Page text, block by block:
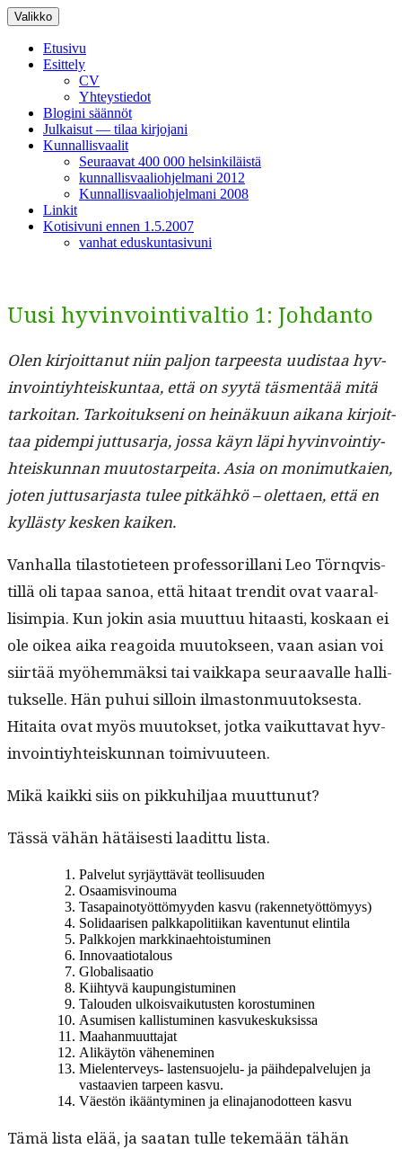
Siirry
sisältöön
Valikko
Etusivu
Esittely
CV
Yhteystiedot
Blogini säännöt
Julkaisut — tilaa kirjojani
Kunnallisvaalit
Seuraavat 400 000 helsinkiläistä
kunnallisvaaliohjelmani 2012
Kunnallisvaaliohjelmani 2008
Linkit
Kotisivuni ennen 1.5.2007
vanhat eduskuntasivuni
Uusi hyvinvointivaltio 1: Johdanto
Olen kir­joit­tanut niin paljon tarpeesta uud­is­taa hyv­
in­voin­tiy­hteiskun­taa, että on syytä täs­men­tää mitä
tarkoi­tan. Tarkoituk­seni on heinäku­un aikana kir­joit­
taa pidem­pi jut­tusar­ja, jos­sa käyn läpi hyv­in­voin­tiy­
hteiskun­nan muu­tostarpei­ta. Asia on mon­imutkaien,
joten jut­tusar­jas­ta tulee pitkähkö – olet­taen, että en
kyl­lästy kesken kaiken.
Van­hal­la tilas­toti­eteen pro­fes­so­ril­lani Leo Törn­qvis­
til­lä oli tapaa sanoa, että hitaat tren­dit ovat vaar­al­
lisimpia. Kun jokin asia muut­tuu hitaasti, koskaan ei
ole oikea aika reagoi­da muu­tok­seen, vaan asian voi
siirtää myöhem­mäk­si tai vaikka­pa seu­raavalle hal­li­
tuk­selle. Hän puhui sil­loin ilmas­ton­muu­tok­ses­ta.
Hitai­ta ovat myös muu­tok­set, jot­ka vaikut­ta­vat hyv­
in­voin­tiy­hteiskun­nan toimivuuteen.
Mikä kaik­ki siis on pikkuhil­jaa muuttunut?
Tässä vähän hätäis­es­ti laa­dit­tu lista.
Palve­lut syr­jäyt­tävät teollisuuden
Osaamisvi­nouma
Tas­apain­o­työt­tömyy­den kasvu (raken­netyöt­tömyys)
Sol­i­daarisen palkkapoli­ti­ikan kaven­tunut elintila
Palkko­jen markkinaehtoistuminen
Inno­vaa­tio­talous
Glob­al­isaa­tio
Kiihtyvä kaupungis­tu­mi­nen
Talouden ulkois­vaiku­tusten korostuminen
Asumisen kallis­tu­mi­nen kasvukeskuksissa
Maa­han­muut­ta­jat
Alikäytön vähen­e­m­i­nen
Mie­len­ter­veys- las­ten­suo­jelu- ja päi­hde­palvelu­jen ja
vas­taavien tarpeen kasvu.
Väestön ikään­tymi­nen ja eli­na­jan­odot­teen kasvu
Tämä lista elää, ja saatan tulle tekemään tähän